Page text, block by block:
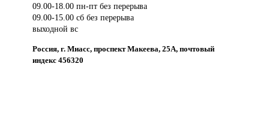
09.00-18.00 пн-пт без перерыва
09.00-15.00 сб без перерыва
выходной вс
Россия, г. Миасс, проспект Макеева, 25А, почтовый
индекс 456320